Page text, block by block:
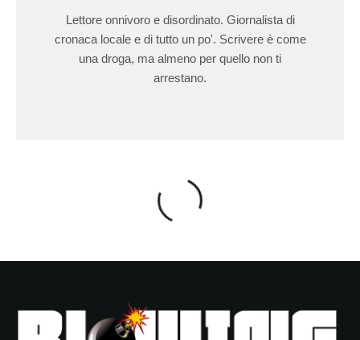
Lettore onnivoro e disordinato. Giornalista di
cronaca locale e di tutto un po'. Scrivere è come
una droga, ma almeno per quello non ti
arrestano.